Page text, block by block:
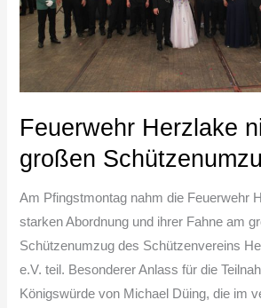
Feuerwehr Herzlake
großen
Am Pfingstmontag nahm die Feuerwehr
starken Abordnung und ihrer Fahne am
Schützenumzug des Schützenvereins
e.V. teil. Besonderer Anlass für die
Königswürde von Michael Düing, die im
teil